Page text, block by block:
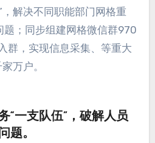
解决不同职能部门网格重
题；同步组建网格微信群970
群，实现信息采集、等重大
万户。
“一支队伍”，破解人员
题。